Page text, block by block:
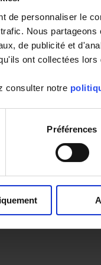
de personnaliser le
Nous
de publicité et
ont collectées
consulter notre
Préférences
Prestations
Etalonnage